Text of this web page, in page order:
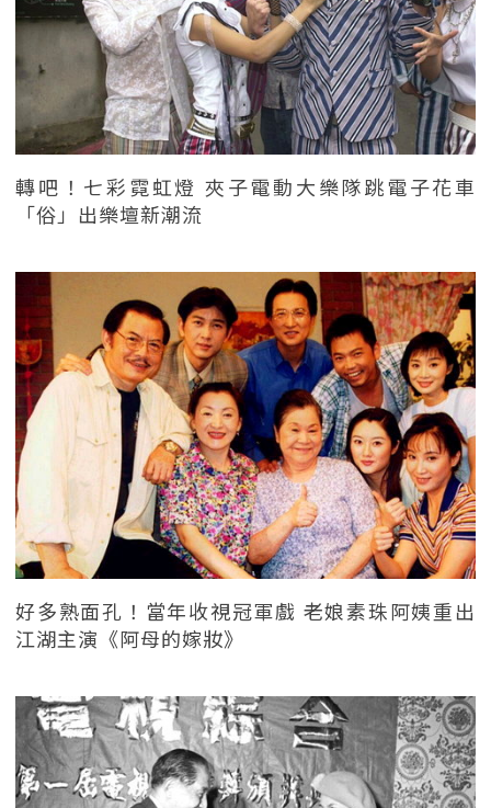
轉吧！七彩霓虹燈 夾子電動大樂隊跳電子花車
「俗」出樂壇新潮流
好多熟面孔！當年收視冠軍戲 老娘素珠阿姨重出
江湖主演《阿母的嫁妝》